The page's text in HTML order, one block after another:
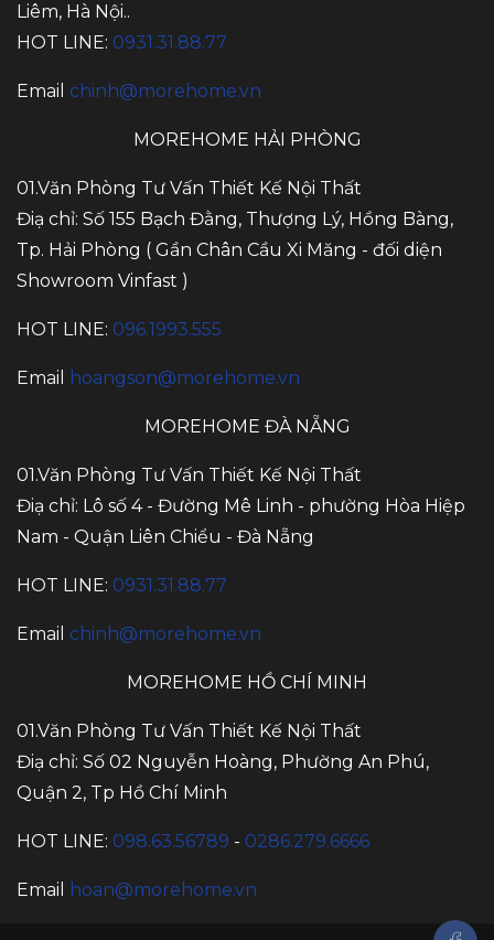
Liêm, Hà Nội..
HOT LINE: 0931.31.88.77
Email chinh@morehome.vn
MOREHOME HẢI PHÒNG
01.Văn Phòng Tư Vấn Thiết Kế Nội Thất
Điạ chỉ: Số 155 Bạch Đằng, Thượng Lý, Hồng Bàng,
Tp. Hải Phòng ( Gần Chân Cầu Xi Măng - đối diện
Showroom Vinfast )
HOT LINE: 096.1993.555
Email hoangson@morehome.vn
MOREHOME ĐÀ NẴNG
01.Văn Phòng Tư Vấn Thiết Kế Nội Thất
Điạ chỉ: Lô số 4 - Đường Mê Linh - phường Hòa Hiệp
Nam - Quận Liên Chiểu - Đà Nẵng
HOT LINE: 0931.31.88.77
Email chinh@morehome.vn
MOREHOME HỒ CHÍ MINH
01.Văn Phòng Tư Vấn Thiết Kế Nội Thất
Điạ chỉ: Số 02 Nguyễn Hoàng, Phường An Phú,
Quận 2, Tp Hồ Chí Minh
HOT LINE: 098.63.56789 - 0286.279.6666
Email hoan@morehome.vn